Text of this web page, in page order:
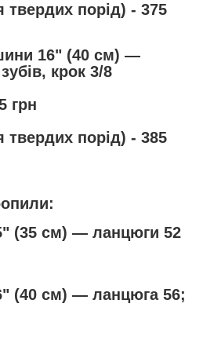
твердих порід) - 375
16" (40 см) —
крок 3/8
грн
твердих порід) - 385
(35 см) — ланцюги 52
(40 см) — ланцюга 56;